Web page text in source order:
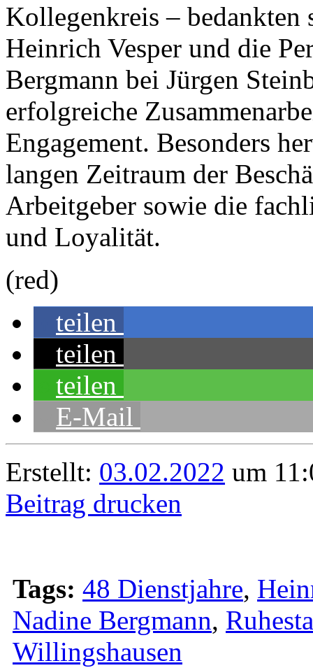
Kollegenkreis – bedankten
Heinrich Vesper und die
Bergmann bei Jürgen
erfolgreiche
Engagement. Besonders
langen Zeitraum der
Arbeitgeber sowie die
und Loyalität.
(red)
teilen
teilen
teilen
E-Mail
Erstellt: 03.02.2022 um
Beitrag drucken
Tags: 48 Dienstjahre,
Nadine Bergmann,
Willingshausen